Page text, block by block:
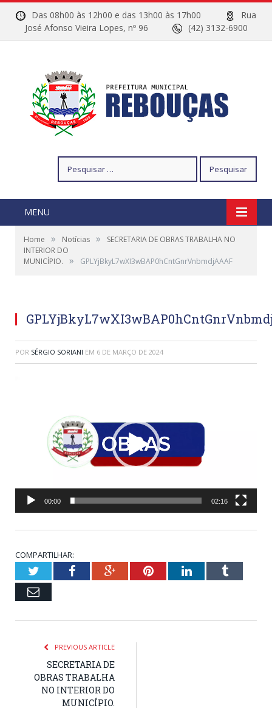
Das 08h00 às 12h00 e das 13h00 às 17h00
Rua
José Afonso Vieira Lopes, nº 96
(42) 3132-6900
por:
MENU
Home » Notícias »
SECRETARIA DE OBRAS TRABALHA NO
INTERIOR DO
MUNICÍPIO.
» GPLYjBkyL7wXI3wBAP0hCntGnrVnbmdjAAAF
POR SÉRGIO SORIANI EM 6 DE MARÇO DE 2024
00:00 02:16
COMPARTILHAR:
TwitterFacebookGoogle+PinterestLinkedInTumblr
Email
PREVIOUS ARTICLE
SECRETARIA DE
OBRAS TRABALHA
NO INTERIOR DO
MUNICÍPIO.